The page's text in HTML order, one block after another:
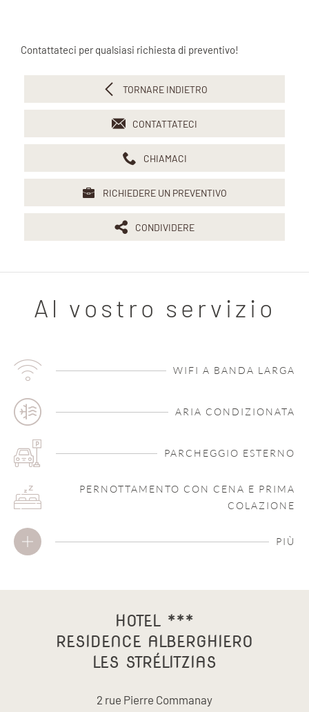
Contattateci per qualsiasi richiesta di preventivo!
TORNARE INDIETRO
CONTATTATECI
CHIAMACI
RICHIEDERE UN PREVENTIVO
CONDIVIDERE
Al vostro servizio
WIFI A BANDA LARGA
ARIA CONDIZIONATA
PARCHEGGIO ESTERNO
PERNOTTAMENTO CON CENA E PRIMA
COLAZIONE
PIÙ
HOTEL ***
RESIDENCE ALBERGHIERO
LES STRÉLITZIAS
2 rue Pierre Commanay